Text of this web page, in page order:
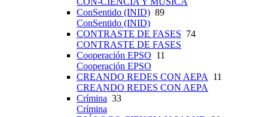
ConSentido (INID) 89
ConSentido (INID)
CONTRASTE DE FASES 74
CONTRASTE DE FASES
Cooperación EPSO 11
Cooperación EPSO
CREANDO REDES CON AEPA 11
CREANDO REDES CON AEPA
Crímina 33
Crímina